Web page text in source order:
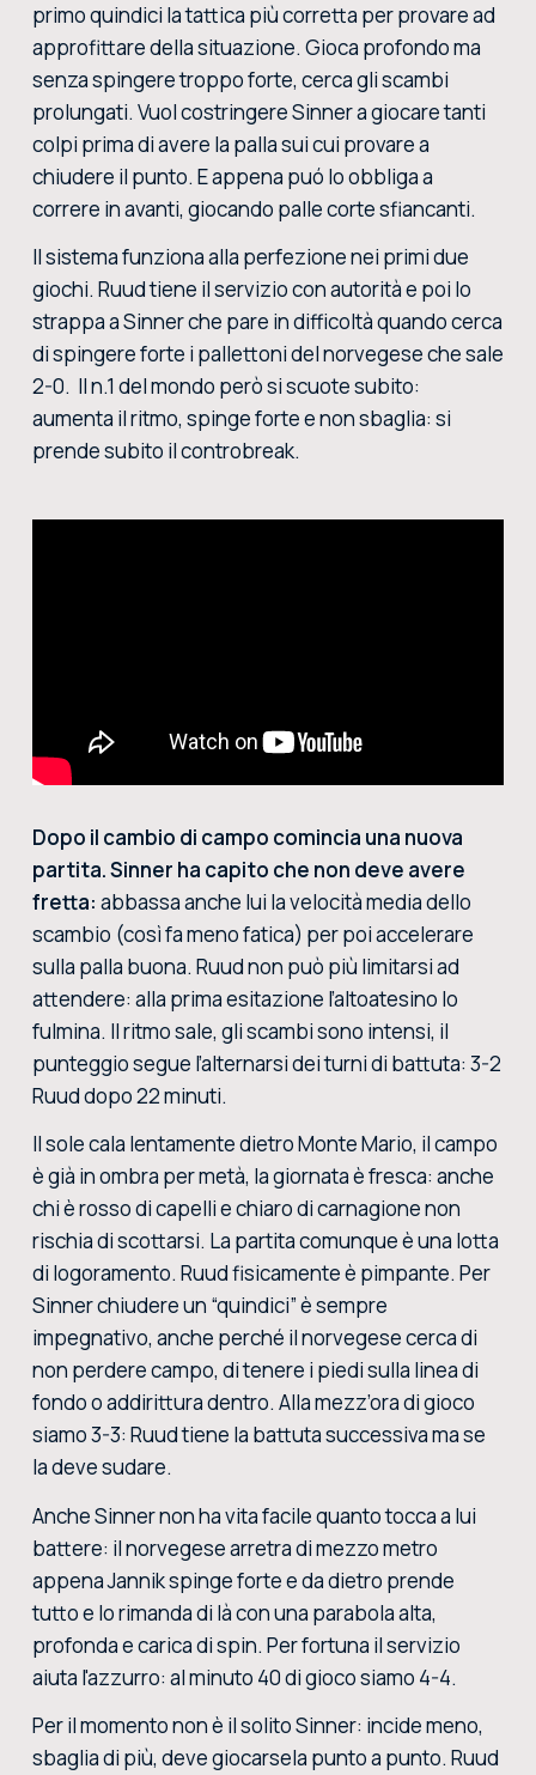
primo quindici la tattica più corretta per provare ad
approfittare della situazione. Gioca profondo ma
senza spingere troppo forte, cerca gli scambi
prolungati. Vuol costringere Sinner a giocare tanti
colpi prima di avere la palla sui cui provare a
chiudere il punto. E appena puó lo obbliga a
correre in avanti, giocando palle corte sfiancanti.
Il sistema funziona alla perfezione nei primi due
giochi. Ruud tiene il servizio con autorità e poi lo
strappa a Sinner che pare in difficoltà quando cerca
di spingere forte i pallettoni del norvegese che sale
2-0. Il n.1 del mondo però si scuote subito:
aumenta il ritmo, spinge forte e non sbaglia: si
prende subito il controbreak.
Dopo il cambio di campo comincia una nuova
partita. Sinner ha capito che non deve avere
fretta: abbassa anche lui la velocità media dello
scambio (così fa meno fatica) per poi accelerare
sulla palla buona. Ruud non può più limitarsi ad
attendere: alla prima esitazione l’altoatesino lo
fulmina. Il ritmo sale, gli scambi sono intensi, il
punteggio segue l’alternarsi dei turni di battuta: 3-2
Ruud dopo 22 minuti.
Il sole cala lentamente dietro Monte Mario, il campo
è già in ombra per metà, la giornata è fresca: anche
chi è rosso di capelli e chiaro di carnagione non
rischia di scottarsi. La partita comunque è una lotta
di logoramento. Ruud fisicamente è pimpante. Per
Sinner chiudere un “quindici” è sempre
impegnativo, anche perché il norvegese cerca di
non perdere campo, di tenere i piedi sulla linea di
fondo o addirittura dentro. Alla mezz’ora di gioco
siamo 3-3: Ruud tiene la battuta successiva ma se
la deve sudare.
Anche Sinner non ha vita facile quanto tocca a lui
battere: il norvegese arretra di mezzo metro
appena Jannik spinge forte e da dietro prende
tutto e lo rimanda di là con una parabola alta,
profonda e carica di spin. Per fortuna il servizio
aiuta l'azzurro: al minuto 40 di gioco siamo 4-4.
Per il momento non è il solito Sinner: incide meno,
sbaglia di più, deve giocarsela punto a punto. Ruud